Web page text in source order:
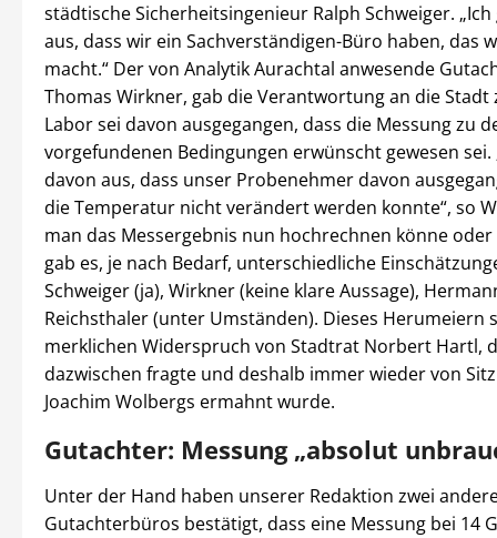
städtische Sicherheitsingenieur Ralph Schweiger.
aus, dass wir ein Sachverständigen-Büro haben, das
macht.“ Der von Analytik Aurachtal anwesende
Thomas Wirkner, gab die Verantwortung an die Stadt
Labor sei davon ausgegangen, dass die Messung zu
vorgefundenen Bedingungen erwünscht gewesen sei.
davon aus, dass unser Probenehmer davon
die Temperatur nicht verändert werden konnte“, so
man das Messergebnis nun hochrechnen könne oder
gab es, je nach Bedarf, unterschiedliche
Schweiger (ja), Wirkner (keine klare Aussage),
Reichsthaler (unter Umständen). Dieses Herumeiern
merklichen Widerspruch von Stadtrat Norbert Hartl,
dazwischen fragte und deshalb immer wieder von
Joachim Wolbergs ermahnt wurde.
Gutachter: Messung „absolut
Unter der Hand haben unserer Redaktion zwei
Gutachterbüros bestätigt, dass eine Messung bei 14